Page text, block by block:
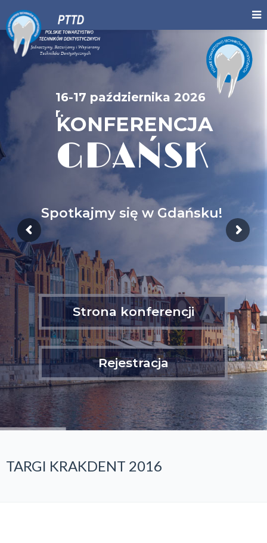
KONFERENCJA
GDAŃSK
16-17 października 2026
r.
Spotkajmy się w Gdańsku!
Strona konferencji
Rejestracja
TARGI KRAKDENT 2016